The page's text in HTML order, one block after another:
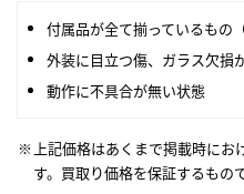
付属品が全て揃っているもの
外装に目立つ傷、ガラス欠損
動作に不具合が無い状態
上記価格はあくまで掲載時に
す。買取り価格を保証するもの